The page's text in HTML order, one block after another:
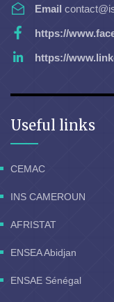
Email
https://
https://
Useful links
CEMAC
INS CAMEROUN
AFRISTAT
ENSEA Abidjan
ENSAE Sénégal